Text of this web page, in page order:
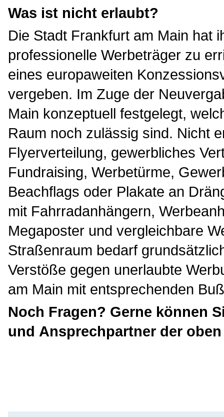
Was ist nicht erlaubt?
Die Stadt Frankfurt am Main hat
professionelle Werbeträger zu
eines europaweiten
vergeben. Im Zuge der
Main konzeptuell festgelegt,
Raum noch zulässig sind. Nicht
Flyerverteilung, gewerbliches
Fundraising, Werbetürme,
Beachflags oder Plakate an
mit Fahrradanhängern,
Megaposter und vergleichbare
Straßenraum bedarf
Verstöße gegen unerlaubte
am Main mit entsprechenden
Noch Fragen? Gerne können
und Ansprechpartner der